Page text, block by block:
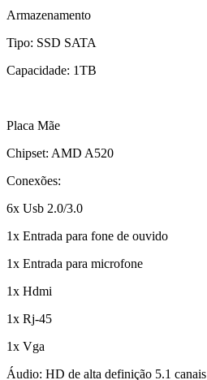
Armazenamento
Tipo: SSD SATA
Capacidade: 1TB
Placa Mãe
Chipset: AMD A520
Conexões:
6x Usb 2.0/3.0
1x Entrada para fone de ouvido
1x Entrada para microfone
1x Hdmi
1x Rj-45
1x Vga
Áudio: HD de alta definição 5.1 canais